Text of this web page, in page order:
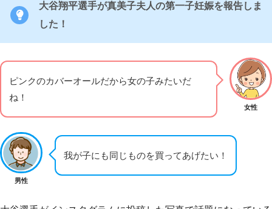
大谷翔平選手が真美子夫人の第一子妊娠を報告しま
した！
女性
ピンクのカバーオールだから女の子みたいだ
ね！
男性
我が子にも同じものを買ってあげたい！